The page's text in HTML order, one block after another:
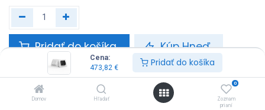
Cena:
473,82 € Pridať do košíka
Domov Hľadať
0
Zoznam
prianí
Pridať do košíka Kúp Hneď
DUCO